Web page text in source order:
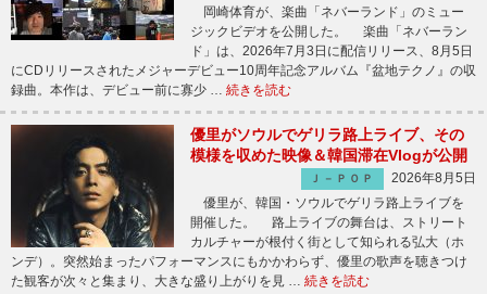
岡崎体育が、楽曲「ネバーランド」のミュー
ジックビデオを公開した。 楽曲「ネバーラン
ド」は、2026年7月3日に配信リリース、8月5日
にCDリリースされたメジャーデビュー10周年記念アルバム『盆地テクノ』の収
録曲。本作は、デビュー前に寡少 … 続きを読む
優里がソウルでゲリラ路上ライブ、その
模様を収めた映像＆韓国滞在Vlogが公開
Ｊ－ＰＯＰ
2026年8月5日
優里が、韓国・ソウルでゲリラ路上ライブを
開催した。 路上ライブの舞台は、ストリート
カルチャーが根付く街として知られる弘大（ホ
ンデ）。突然始まったパフォーマンスにもかかわらず、優里の歌声を聴きつけ
た観客が次々と集まり、大きな盛り上がりを見 … 続きを読む